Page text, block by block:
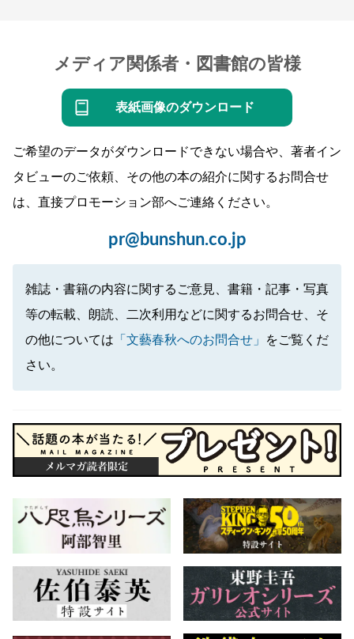
メディア関係者・図書館の皆様
表紙画像のダウンロード
ご希望のデータがダウンロードできない場合や、著者イン
タビューのご依頼、その他の本の紹介に関するお問合せ
は、直接プロモーション部へご連絡ください。
pr@bunshun.co.jp
雑誌・書籍の内容に関するご意見、書籍・記事・写真
等の転載、朗読、二次利用などに関するお問合せ、そ
の他については 「文藝春秋へのお問合せ」
をご覧くだ
さい。